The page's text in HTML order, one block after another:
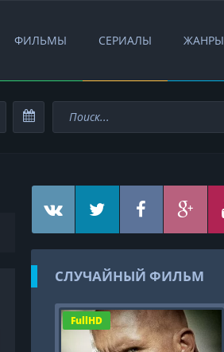
ФИЛЬМЫ СЕРИАЛЫ ЖАНРЫ
НРАВИТСЯ
СЛУЧАЙНЫЙ ФИЛЬМ
FullHD